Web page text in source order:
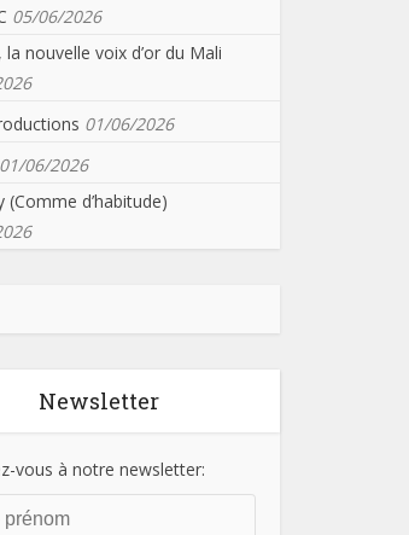
05/06/2026
la nouvelle voix d’or du Mali
01/06/2026
01/06/2026
(Comme d’habitude)
Newsletter
vous à notre newsletter: